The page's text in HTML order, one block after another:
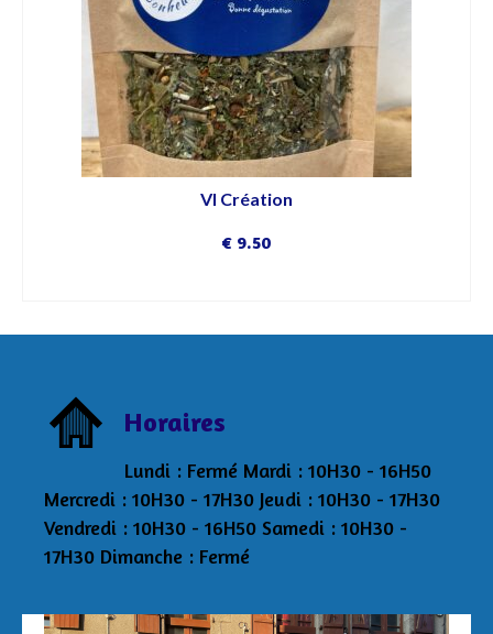
VI Création
€ 9.50
Horaires
Lundi : Fermé Mardi : 10H30 - 16H50
Mercredi : 10H30 - 17H30 Jeudi : 10H30 - 17H30
Vendredi : 10H30 - 16H50 Samedi : 10H30 -
17H30 Dimanche : Fermé